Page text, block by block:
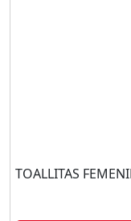
TOALLITAS